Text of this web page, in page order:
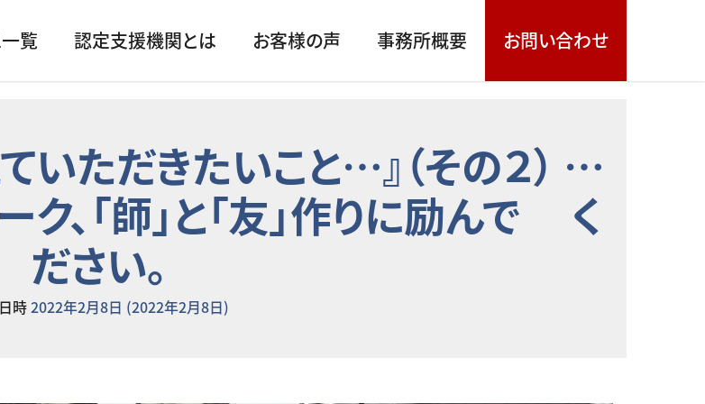
覧 認定支援機関とは お客様の声 事務所概要 お問い合わせ
いただきたいこと…』（その２） …
、「師」と「友」作りに励んで く
ださい。
時2022年2月8日 (2022年2月8日)